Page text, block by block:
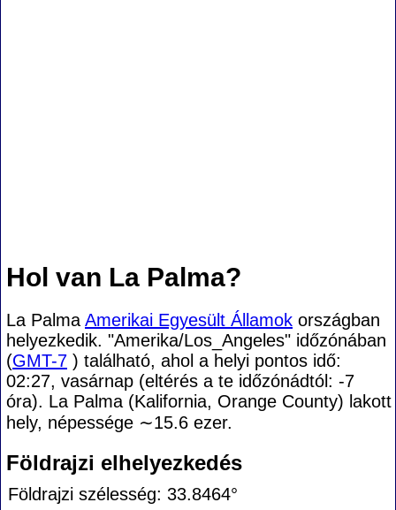
Hol van La Palma?
La Palma Amerikai Egyesült Államok országban
helyezkedik. "Amerika/Los_Angeles" időzónában
(GMT-7 ) található, ahol a helyi pontos idő:
02:27, vasárnap (eltérés a te időzónádtól: -7
óra). La Palma (Kalifornia, Orange County) lakott
hely, népessége ∼15.6 ezer.
Földrajzi elhelyezkedés
Földrajzi szélesség: 33.8464°